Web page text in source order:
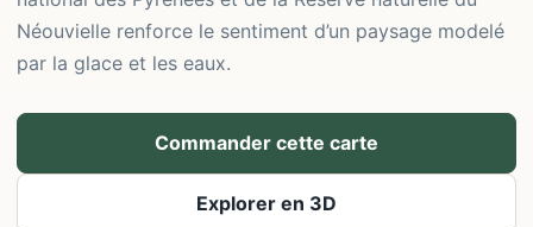
Néouvielle renforce le sentiment d’un paysage modelé
par la glace et les eaux.
Commander cette carte
Explorer en 3D